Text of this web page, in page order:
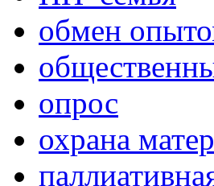
обмен
опрос
охрана